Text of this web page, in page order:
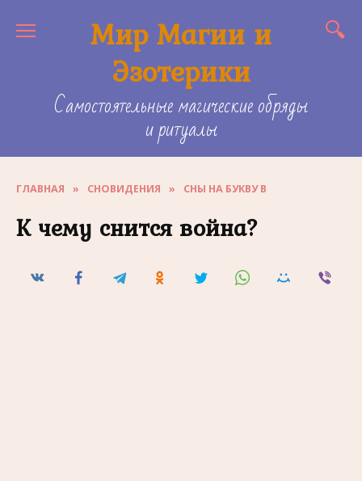
Мир Магии и
Эзотерики
Самостоятельные магические обряды
и ритуалы
ГЛАВНАЯ » СНОВИДЕНИЯ » СНЫ НА БУКВУ В
К чему снится война?